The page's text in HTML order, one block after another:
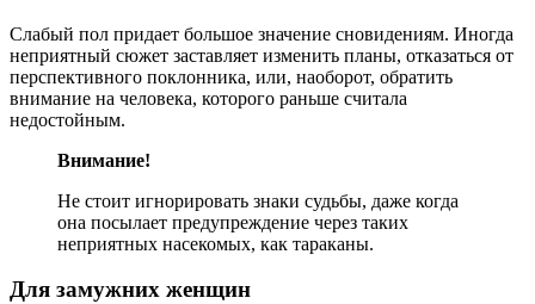
Слабый пол придает большое значение сновидениям. Иногда
неприятный сюжет заставляет изменить планы, отказаться от
перспективного поклонника, или, наоборот, обратить
внимание на человека, которого раньше считала
недостойным.
Внимание!
Не стоит игнорировать знаки судьбы, даже когда
она посылает предупреждение через таких
неприятных насекомых, как тараканы.
Для замужних женщин